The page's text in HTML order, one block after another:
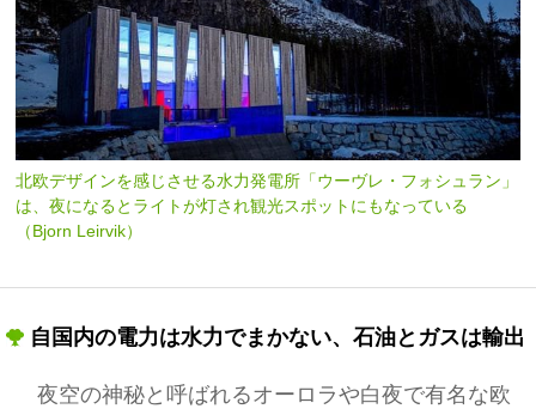
北欧デザインを感じさせる水力発電所「ウーヴレ・フォシュラン」
は、夜になるとライトが灯され観光スポットにもなっている
（Bjorn Leirvik）
自国内の電力は水力でまかない、石油とガスは輸出
夜空の神秘と呼ばれるオーロラや白夜で有名な欧